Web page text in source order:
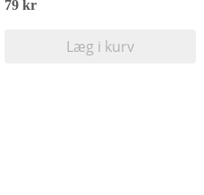
79 kr
Læg i kurv